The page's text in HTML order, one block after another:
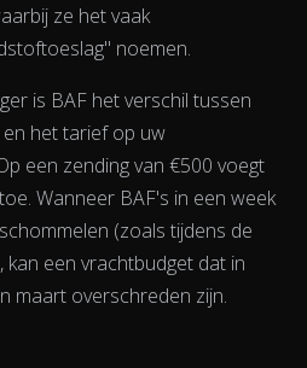
ze het vaak
noemen.
is BAF het verschil tussen
het tarief op uw
een zending van €500 voegt
Wanneer BAF's in een week
(zoals tijdens de
een vrachtbudget dat in
maart overschreden zijn.